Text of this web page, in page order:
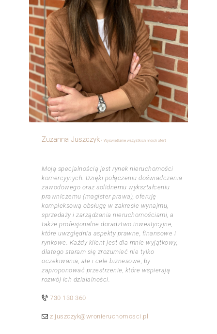
Zuzanna Juszczyk Wyświetlanie wszystkich moich ofert
Moją specjalnością jest rynek nieruchomości
komercyjnych. Dzięki połączeniu doświadczenia
zawodowego oraz solidnemu wykształceniu
prawniczemu (magister prawa), oferuję
kompleksową obsługę w zakresie wynajmu,
sprzedaży i zarządzania nieruchomościami, a
także profesjonalne doradztwo inwestycyjne,
które uwzględnia aspekty prawne, finansowe i
rynkowe. Każdy klient jest dla mnie wyjątkowy,
dlatego staram się zrozumieć nie tylko
oczekiwania, ale i cele biznesowe, by
zaproponować przestrzenie, które wspierają
rozwój ich działalności.
730 130 360
z.juszczyk@wronieruchomosci.pl